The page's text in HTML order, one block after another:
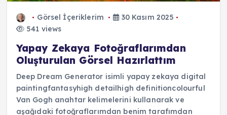
Görsel İçeriklerim
30 Kasım 2025
541 views
Yapay Zekaya Fotoğraflarımdan
Oluşturulan Görsel Hazırlattım
Deep Dream Generator isimli yapay zekaya digital
paintingfantasyhigh detailhigh definitioncolourful
Van Gogh anahtar kelimelerini kullanarak ve
aşağıdaki fotoğraflarımdan benim tarafımdan